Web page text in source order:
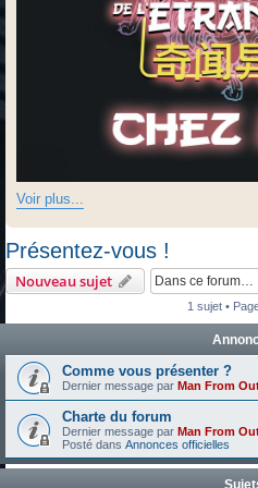
Voir plus...
Présentez-vous !
Nouveau sujet
1 sujet •
Comme vous présenter ?
Dernier message par Man From
Charte du forum
Dernier message par Man From
Posté dans Annonces officielles